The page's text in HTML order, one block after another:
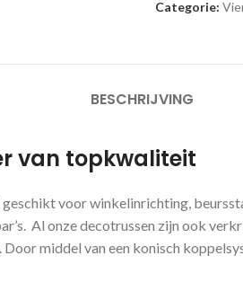
Categorie:
BESCHRIJVING
van topkwaliteit
voor winkelinrichting,
Al onze decotrussen zijn ook
middel van een konisch